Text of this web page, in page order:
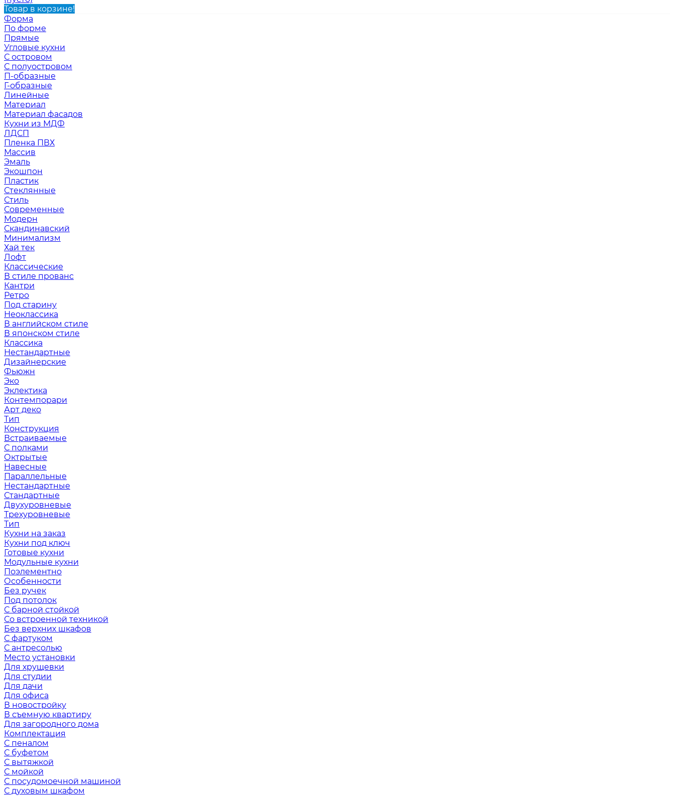
Товар в корзине!
Форма
По форме
Прямые
Угловые кухни
С островом
С полуостровом
П-образные
Г-образные
Линейные
Материал
Материал фасадов
Кухни из МДФ
ЛДСП
Пленка ПВХ
Массив
Эмаль
Экошпон
Пластик
Стеклянные
Стиль
Современные
Модерн
Скандинавский
Минимализм
Хай тек
Лофт
Классические
В стиле прованс
Кантри
Ретро
Под старину
Неоклассика
В английском стиле
В японском стиле
Классика
Нестандартные
Дизайнерские
Фьюжн
Эко
Эклектика
Контемпорари
Арт деко
Тип
Конструкция
Встраиваемые
С полками
Октрытые
Навесные
Параллельные
Нестандартные
Стандартные
Двухуровневые
Трехуровневые
Тип
Кухни на заказ
Кухни под ключ
Готовые кухни
Модульные кухни
Поэлементно
Особенности
Без ручек
Под потолок
С барной стойкой
Со встроенной техникой
Без верхних шкафов
С фартуком
С антресолью
Место установки
Для хрущевки
Для студии
Для дачи
Для офиса
В новостройку
В съемную квартиру
Для загородного дома
Комплектация
С пеналом
С буфетом
С вытяжкой
С мойкой
С посудомоечной машиной
С духовым шкафом